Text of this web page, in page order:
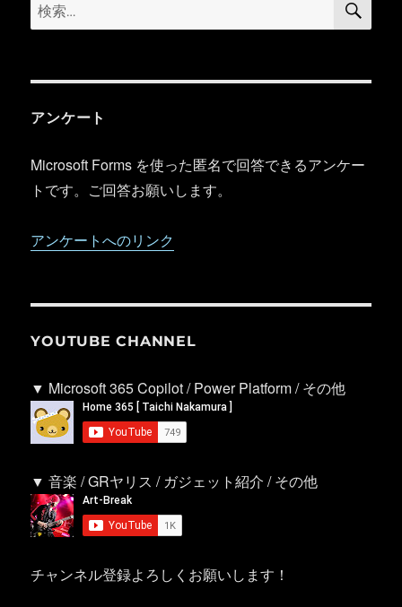
索:
アンケート
Microsoft Forms を使った匿名で回答できるアンケー
トです。ご回答お願いします。
アンケートへのリンク
YOUTUBE CHANNEL
▼ Microsoft 365 Copilot / Power Platform / その他
▼ 音楽 / GRヤリス / ガジェット紹介 / その他
チャンネル登録よろしくお願いします！